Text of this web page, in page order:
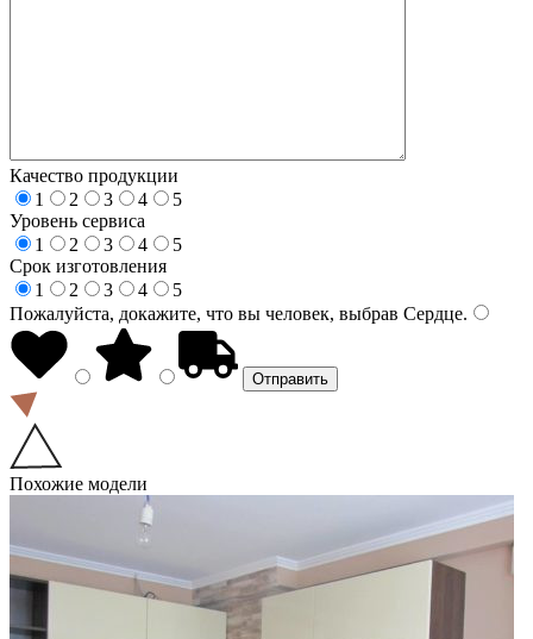
Качество продукции
1
2 3 4
5
Уровень сервиса
1
2 3 4
5
Срок изготовления
1
2 3 4
5
Пожалуйста, докажите, что вы человек, выбрав Сердце.
Похожие модели